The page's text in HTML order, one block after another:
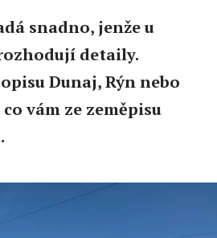
snadno, jenže u
detaily.
Dunaj, Rýn nebo
vám ze zeměpisu